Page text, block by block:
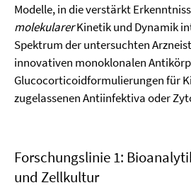
Modelle, in die verstärkt
molekularerKinetik und Dynamik
Spektrum der untersuchten
innovativen monoklonalen
Glucocorticoidformulierungen für
zugelassenen Antiinfektiva oder
Forschungslinie 1:
und Zellkultur